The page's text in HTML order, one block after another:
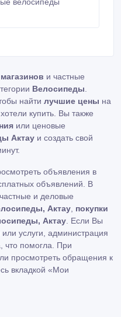
Бренды GIANT,
магазинов и частные
Велосипеды
найти лучшие цены на
купить. Вы также
или ценовые
Актау и создать свой
объявления в
объявлений. В
и деловые
Актау покупки
Актау . Если Вы
услуги, администрация
что помогла. При
просмотреть обращения к
вкладкой «Мои